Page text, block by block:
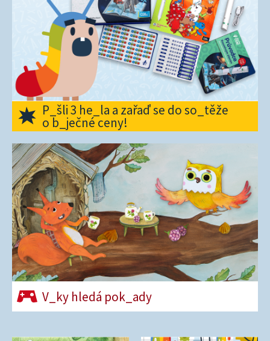
P_šli 3 he_la a zařaď se do so_těže
o b_ječné ceny!
V_ky hledá pok_ady